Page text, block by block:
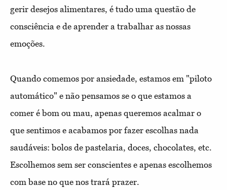
gerir desejos alimentares, é tudo uma questão de
consciência e de aprender a trabalhar as nossas
emoções.
Quando comemos por ansiedade, estamos em "piloto
automático" e não pensamos se o que estamos a
comer é bom ou mau, apenas queremos acalmar o
que sentimos e acabamos por fazer escolhas nada
saudáveis: bolos de pastelaria, doces, chocolates, etc.
Escolhemos sem ser conscientes e apenas escolhemos
com base no que nos trará prazer.